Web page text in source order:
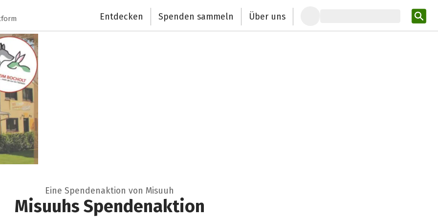
Entdecken Spenden sammeln Über uns
Eine Spendenaktion von Misuuh
Misuuhs Spendenaktion